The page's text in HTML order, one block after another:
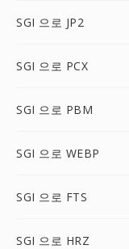
SGI 으로 JP2
SGI 으로 PCX
SGI 으로 PBM
SGI 으로 WEBP
SGI 으로 FTS
SGI 으로 HRZ